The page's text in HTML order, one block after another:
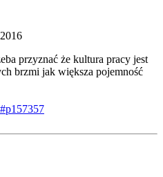
przyznać że kultura pracy jest
brzmi jak większa pojemność